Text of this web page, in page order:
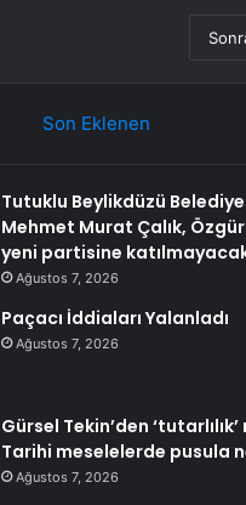
Son Eklenen
Tutuklu Beylikdüzü Belediye
Mehmet Murat Çalık, Özgür
yeni partisine
Ağustos 7, 2026
Paçacı İddiaları Yalanladı
Ağustos 7, 2026
Gürsel Tekin’den ‘tutarlılık’
Tarihi meselelerde pusula
Ağustos 7, 2026